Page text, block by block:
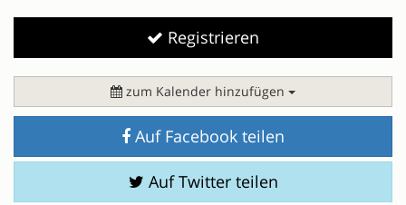
Registrieren
zum Kalender hinzufügen
Auf Facebook teilen
Auf Twitter teilen